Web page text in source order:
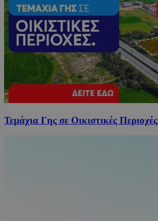
Τεμάχια Γης σε Οικιστικές Περιοχές